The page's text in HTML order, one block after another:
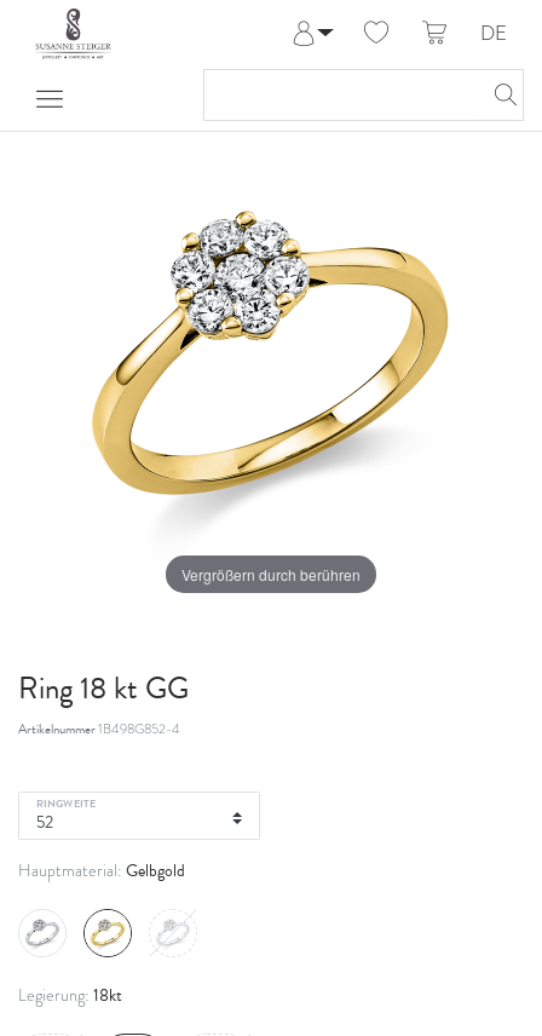
Anmelden
Meine Bestellungen
DE
Vergrößern durch berühren
Ring 18 kt GG
Artikelnummer1B498G852-4
RINGWEITE
Hauptmaterial: Gelbgold
Legierung: 18kt